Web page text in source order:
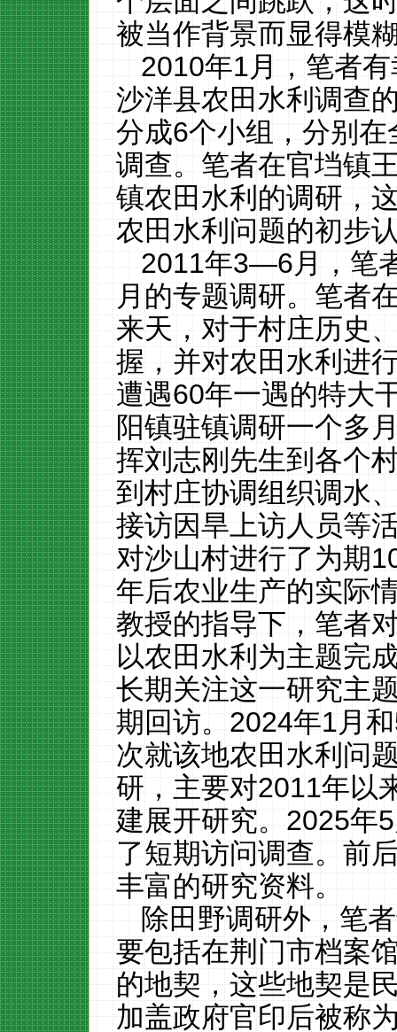
被当作背景而显得模
2010年1月，笔者
沙洋县农田水利调查
分成6个小组，分别
调查。笔者在官垱镇
镇农田水利的调研，
农田水利问题的初步
2011年3—6月，笔
月的专题调研。笔者
来天，对于村庄历史
握，并对农田水利进
遭遇60年一遇的特大
阳镇驻镇调研一个多
挥刘志刚先生到各个
到村庄协调组织调水
接访因旱上访人员等
对沙山村进行了为期
年后农业生产的实际
教授的指导下，笔者
以农田水利为主题完
长期关注这一研究主
期回访。2024年1月
次就该地农田水利问
研，主要对2011年以
建展开研究。2025年
了短期访问调查。前
丰富的研究资料。
除田野调研外，笔
要包括在荆门市档案
的地契，这些地契是
加盖政府官印后被称